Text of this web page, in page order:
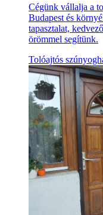
Cégünk vállalja a
Budapest és
tapasztalat,
örömmel segítünk.
Tolóajtós